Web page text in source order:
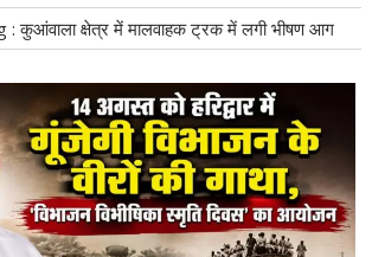
कुआंवाला क्षेत्र में मालवाहक ट्रक में लगी भीषण आग